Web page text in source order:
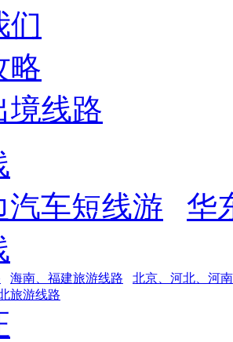
们
略
境线路
汽车短线游
华
海南、福建旅游线路
北京、河北、河
旅游线路